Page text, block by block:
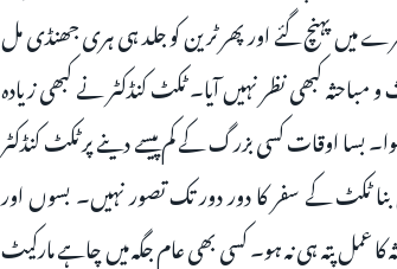
میں پہنچ گئے اور پھر ٹرین کو جلد ہی ہری جھنڈی مل
کبھی نظر نہیں آیا۔ ٹکٹ کنڈکٹر نے کبھی زیادہ
بسا اوقات کسی بزرگ کے کم پیسے دینے پر ٹکٹ کنڈکٹر
ٹکٹ کے سفر کا دور دور تک تصور نہیں۔ بسوں اور
کا عمل پتہ ہی نہ ہو۔ کسی بھی عام جگہ میں چاہے مارکیٹ